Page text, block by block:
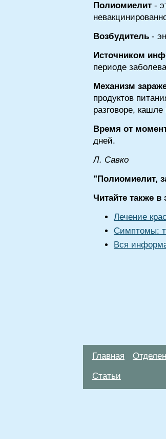
Полиомиелит -
Возбудитель -
Источником
периоде
Механизм
продуктов
разговоре,
Время от
дней.
Л. Савко
"Полиомиелит,
Читайте также в
Лечение
Симптомы:
Вся
Главная
Статьи